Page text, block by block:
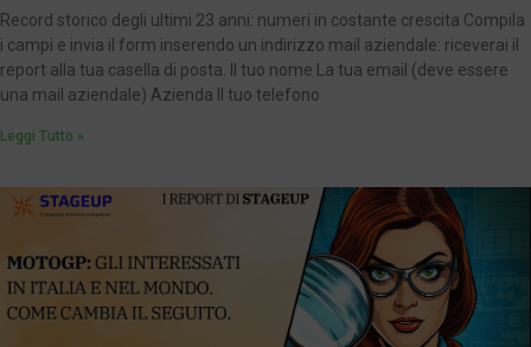
Record storico degli ultimi 23 anni: numeri in costante crescita Compila
i campi e invia il form inserendo un indirizzo mail aziendale: riceverai il
report alla tua casella di posta. Il tuo nome La tua email (deve essere
una mail aziendale) Azienda Il tuo telefono
Leggi Tutto »